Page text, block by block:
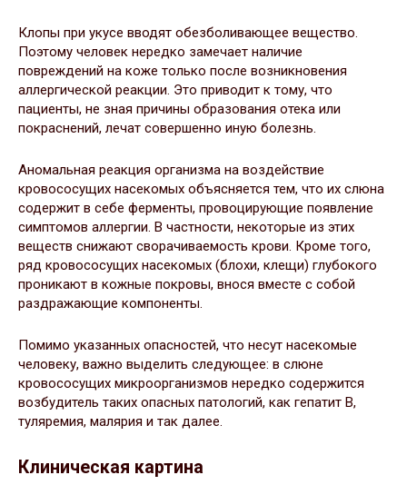
Клопы при укусе вводят обезболивающее вещество.
Поэтому человек нередко замечает наличие
повреждений на коже только после возникновения
аллергической реакции. Это приводит к тому, что
пациенты, не зная причины образования отека или
покраснений, лечат совершенно иную болезнь.
Аномальная реакция организма на воздействие
кровососущих насекомых объясняется тем, что их слюна
содержит в себе ферменты, провоцирующие появление
симптомов аллергии. В частности, некоторые из этих
веществ снижают сворачиваемость крови. Кроме того,
ряд кровососущих насекомых (блохи, клещи) глубокого
проникают в кожные покровы, внося вместе с собой
раздражающие компоненты.
Помимо указанных опасностей, что несут насекомые
человеку, важно выделить следующее: в слюне
кровососущих микроорганизмов нередко содержится
возбудитель таких опасных патологий, как гепатит В,
туляремия, малярия и так далее.
Клиническая картина